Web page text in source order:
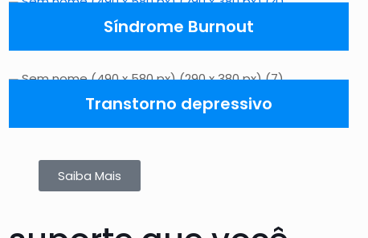
Síndrome Burnout
Transtorno depressivo
Saiba Mais